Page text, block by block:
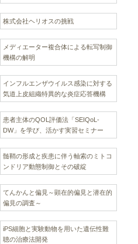
株式会社ヘリオスの挑戦
メディエーター複合体による転写制御
機構の解明
インフルエンザウイルス感染に対する
気道上皮組織特異的な炎症応答機構
患者主体のQOL評価法「SEIQoL-
DW」を学び、活かす実習セミナー
髄鞘の形成と疾患に伴う軸索のミトコ
ンドリア動態制御とその破綻
てんかんと偏見～顕在的偏見と潜在的
偏見の調査～
iPS細胞と実験動物を用いた遺伝性難
聴の治療法開発